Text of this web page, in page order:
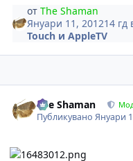
отThe Shaman
Януари 11, 201214 гд
Touch и AppleTV
The Shaman
ПубликуваноЯнуари